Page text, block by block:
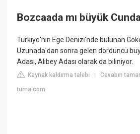
Bozcaada mı büyük
Türkiye'nin Ege Denizi'nde bulunan
Uzunada'dan sonra gelen dördüncü
Adası, Alibey Adası olarak da biliniyor.
Kaynak kaldırma talebi |Cevabın
turna.com